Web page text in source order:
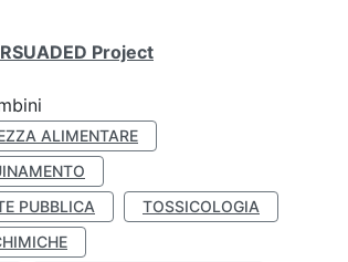
Project
ALIMENTARE
PUBBLICA
TOSSICOLOGIA